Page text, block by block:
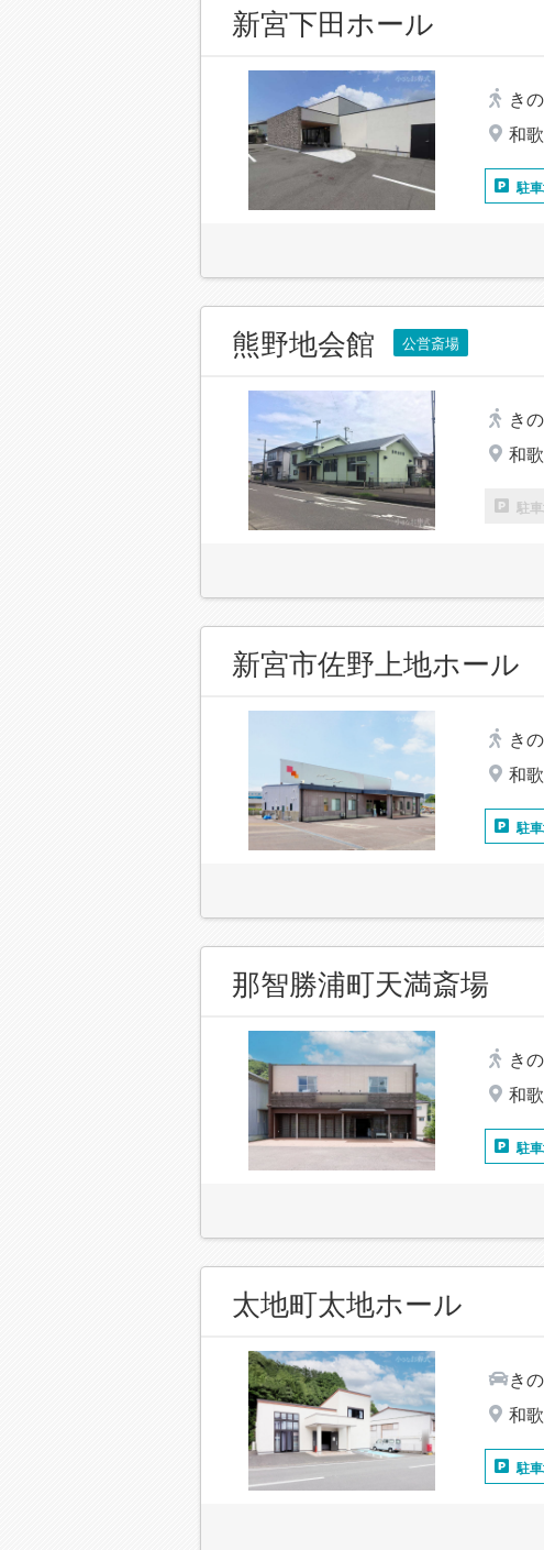
新宮下田ホール
き
和
駐
熊野地会館 公営斎場
き
和
駐
新宮市佐野上地ホール
き
和
駐
那智勝浦町天満斎場
き
和
駐
太地町太地ホール
き
和
駐